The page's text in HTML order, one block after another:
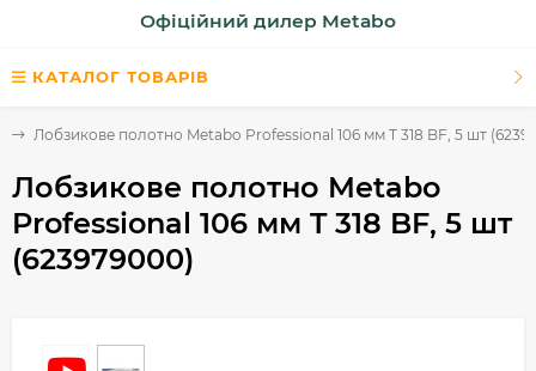
Офіційний дилер Metabo
КАТАЛОГ ТОВАРІВ
Лобзикове полотно Metabo Professional 106 мм T 318 BF, 5 шт
Лобзикове полотно Metabo
Professional 106 мм T 318 BF, 5 шт
(623979000)